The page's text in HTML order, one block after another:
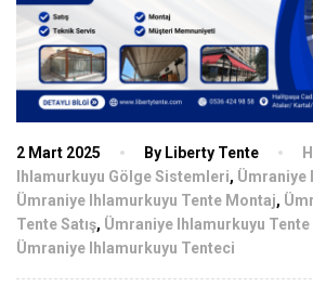
2 Mart 2025 By Liberty Tente
Ihlamurkuyu Gölge Sistemleri, Ümraniye
Ümraniye Ihlamurkuyu Tente Montaj,
Tente Satış, Ümraniye Ihlamurkuyu
Ümraniye Ihlamurkuyu Tenteci